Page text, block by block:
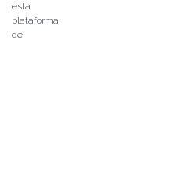
esta
plataforma
de